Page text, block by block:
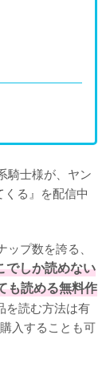
騎士様が、ヤン
る』を配信中
プ数を誇る、
でしか読めない
も読める無料作
を読む方法は有
入することも可